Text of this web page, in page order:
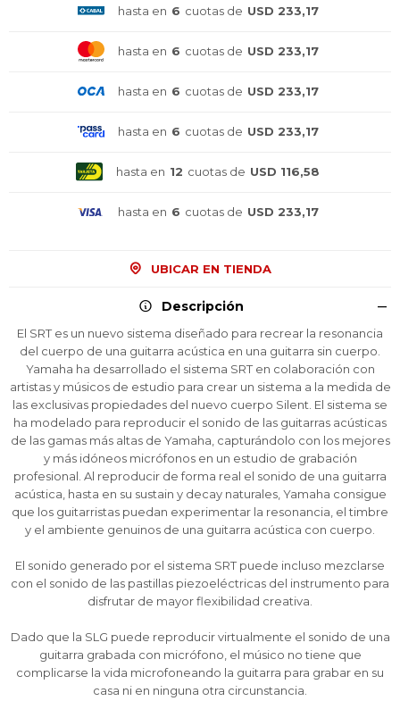
hasta en 6 cuotas de USD 233,17
hasta en 6 cuotas de USD 233,17
hasta en 6 cuotas de USD 233,17
hasta en 6 cuotas de USD 233,17
hasta en 12 cuotas de USD 116,58
hasta en 6 cuotas de USD 233,17
UBICAR EN TIENDA
Descripción
El SRT es un nuevo sistema diseñado para recrear la resonancia
del cuerpo de una guitarra acústica en una guitarra sin cuerpo.
Yamaha ha desarrollado el sistema SRT en colaboración con
artistas y músicos de estudio para crear un sistema a la medida de
las exclusivas propiedades del nuevo cuerpo Silent. El sistema se
ha modelado para reproducir el sonido de las guitarras acústicas
de las gamas más altas de Yamaha, capturándolo con los mejores
y más idóneos micrófonos en un estudio de grabación
profesional. Al reproducir de forma real el sonido de una guitarra
acústica, hasta en su sustain y decay naturales, Yamaha consigue
que los guitarristas puedan experimentar la resonancia, el timbre
y el ambiente genuinos de una guitarra acústica con cuerpo.
El sonido generado por el sistema SRT puede incluso mezclarse
con el sonido de las pastillas piezoeléctricas del instrumento para
disfrutar de mayor flexibilidad creativa.
Dado que la SLG puede reproducir virtualmente el sonido de una
guitarra grabada con micrófono, el músico no tiene que
complicarse la vida microfoneando la guitarra para grabar en su
casa ni en ninguna otra circunstancia.
Comprá ahora y Pagá
Después, hasta en 12
cuotas y sin tocar tu
tarjeta de crédito
comprar!
Comprá en 3 cuotas sin recargo o hasta en
12 cuotas * ¡Solo con tu cédula!
* sujeto aprobación crediticia.
Verifica si estás calificado para comprar con
Pago Después:
Cédula de identidad
Celular
Fecha de nacimiento
Continuar
Estás calificado para comprar usando Pago
Después.
¡Tenés hasta
para comprar en las cuotas que
prefieras!
Elegí tus productos preferidos
Elegís Pago Después como metodo de pago
* sujeto a aprobación crediticia. El monto disponible
puede variar por comercio
Ups!
Parece que no tenes oferta, lamentamos
el inconveniente, por cualquier duda
contactanos en
preguntas@pagodespues.com.uy
¡Algo salió mal!
Por favor intenta nuevamente mas tarde.
Comprá ahora y Pagá
Después, hasta en 12
cuotas y sin tocar tu
tarjeta de crédito
comprar!
Comprá en 3 cuotas sin recargo o hasta en
12 cuotas * ¡Solo con tu cédula!
* sujeto aprobación crediticia.
Verifica si estás calificado para comprar con
Pago Después:
Cédula de identidad
Celular
Fecha de nacimiento
Continuar
Estás calificado para comprar usando Pago
Después.
¡Tenés hasta
para comprar en las cuotas que
prefieras!
Elegí tus productos preferidos
Elegís Pago Después como metodo de pago
* sujeto a aprobación crediticia. El monto disponible
puede variar por comercio
Ups!
Parece que no tenes oferta, lamentamos
el inconveniente, por cualquier duda
contactanos en
preguntas@pagodespues.com.uy
¡Algo salió mal!
Por favor intenta nuevamente mas tarde.
Comprá ahora y Pagá
Después, hasta en 12
cuotas y sin tocar tu
tarjeta de crédito
comprar!
Comprá en 3 cuotas sin recargo o hasta en
12 cuotas * ¡Solo con tu cédula!
* sujeto aprobación crediticia.
Verifica si estás calificado para comprar con
Pago Después:
Cédula de identidad
Celular
Fecha de nacimiento
Continuar
Estás calificado para comprar usando Pago
Después.
¡Tenés hasta
para comprar en las cuotas que
prefieras!
Elegí tus productos preferidos
Elegís Pago Después como metodo de pago
* sujeto a aprobación crediticia. El monto disponible
puede variar por comercio
Ups!
Parece que no tenes oferta, lamentamos
el inconveniente, por cualquier duda
contactanos en
preguntas@pagodespues.com.uy
¡Algo salió mal!
Por favor intenta nuevamente mas tarde.